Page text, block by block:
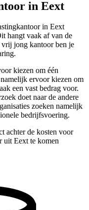
in Eext
in Eext
hangt vaak af van de
jong kantoor ben je
kiezen om één
ervoor kiezen om
een vast bedrag voor.
doet naar de andere
zoeken namelijk
bedrijfsvoering.
achter de kosten voor
uit Eext te komen